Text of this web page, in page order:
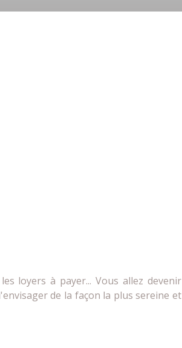
loyers à payer... Vous allez devenir
de la façon la plus sereine et